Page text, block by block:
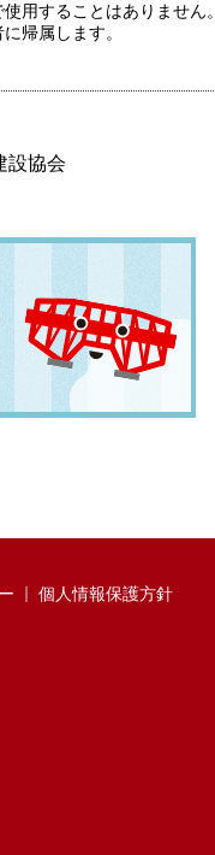
用することはありません。
帰属します。
設協会
個人情報保護方針